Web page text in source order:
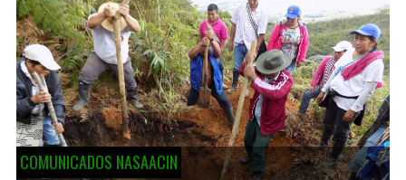
COMUNICADOS NASAACIN